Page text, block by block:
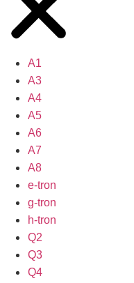
A1
A3
A4
A5
A6
A7
A8
e-tron
g-tron
h-tron
Q2
Q3
Q4